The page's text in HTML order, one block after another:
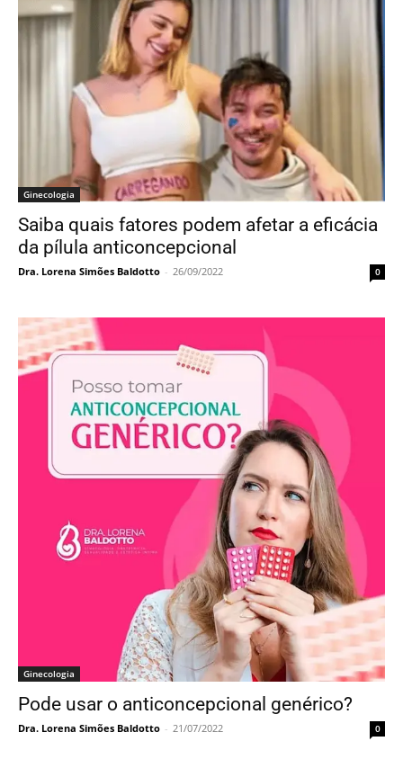
Ginecologia
Saiba quais fatores podem afetar a eficácia
da pílula anticoncepcional
Dra. Lorena Simões Baldotto - 26/09/2022 0
Ginecologia
Pode usar o anticoncepcional genérico?
Dra. Lorena Simões Baldotto - 21/07/2022 0